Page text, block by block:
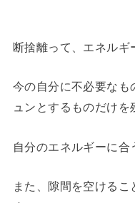
断捨離って、エネルギ
今の自分に不必要なも
ュンとするものだけを
自分のエネルギーに合
また、隙間を空けるこ